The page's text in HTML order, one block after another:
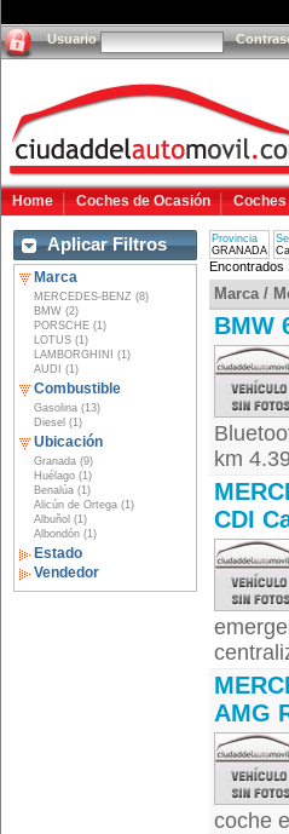
Usuario
Home Coches de Ocasión
Aplicar Filtros
Marca
MERCEDES-BENZ (8)
BMW (2)
PORSCHE (1)
LOTUS (1)
LAMBORGHINI (1)
AUDI (1)
Combustible
Gasolina (13)
Diesel (1)
Ubicación
Granada (9)
Huélago (1)
Benalúa (1)
Alicún de Ortega (1)
Albuñol (1)
Albondón (1)
Estado
Vendedor
Provincia
GRANADA
Encontrados
Marca /
BMW
km
CDI
AMG
coche